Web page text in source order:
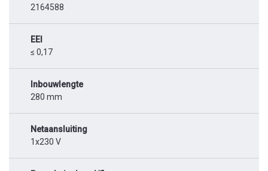
2164588
EEI
≤ 0,17
Inbouwlengte
280 mm
Netaansluiting
1x230 V